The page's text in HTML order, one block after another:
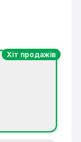
Хіт продажів